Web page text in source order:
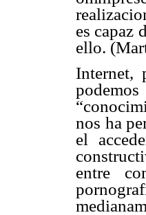
es capaz
ello.
Internet,
nos ha
el
entre